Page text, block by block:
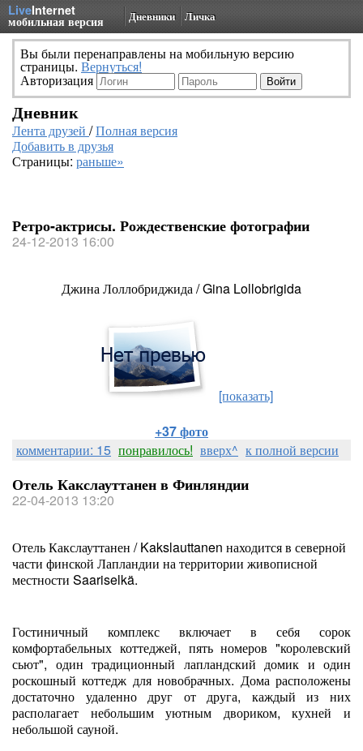
LiveInternet
мобильная версия Дневники Личка
Вы были перенаправлены на мобильную версию
страницы. Вернуться!
Авторизация
Дневник
Лента друзей /Полная версия
Добавить в друзья
Страницы: раньше»
Ретро-актрисы. Рождественские фотографии
24-12-2013 16:00
Джина Лоллобриджида / Gina Lollobrigida
[показать]
+37 фото
комментарии: 15 понравилось! вверх^ к полной версии
Отель Какслауттанен в Финляндии
22-04-2013 13:20
Отель Какслауттанен / Kakslauttanen находится в северной
части финской Лапландии на территории живописной
местности Saariselkä.
Гостиничный комплекс включает в себя сорок
комфортабельных коттеджей, пять номеров "королевский
сьют", один традиционный лапландский домик и один
роскошный коттедж для новобрачных. Дома расположены
достаточно удаленно друг от друга, каждый из них
располагает небольшим уютным двориком, кухней и
небольшой сауной.